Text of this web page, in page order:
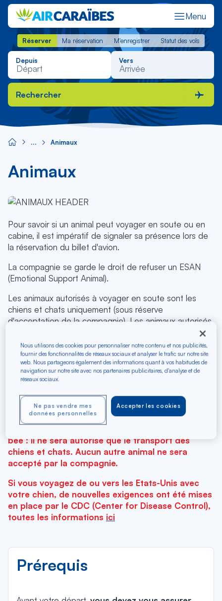
Menu
Réserver Ma réservation M'enregistrer Statut des vols
Réserver Ma réservation M'enregistrer Statut des vols
Depuis Vers
Rechercher
Animaux
Animaux
Pour savoir si un animal peut voyager en soute ou en
cabine, il est impératif de signaler sa présence lors de
la réservation du billet d'avion.
La compagnie se garde le droit de refuser un ESAN
(Emotional Support Animal).
Les animaux autorisés à voyager en soute sont les
chiens et chats uniquement (sous réserve
d'acceptation de la compagnie). Les animaux autorisés
chats, lapins nains, cobayes (cochons d'Inde). Seuls les
animaux calmes (non bruyants et non agressifs) et
obéissants aux règles d'hygiènes (propres et sans
odeur) seront acceptés à bord. Tout autre animal
de notre service FRET.
bee : il ne sera autorisé que le transport des
chiens et chats. Aucun autre animal ne sera
accepté par la compagnie.
Si vous voyagez de ou vers les Etats-Unis avec
votre chien, de nouvelles exigences ont été mises
en place par le CDC (Center for Disease Control),
toutes les informations ici
Prérequis
Nous utilisons des cookies pour personnaliser notre contenu et nos publicités,
fournir des fonctionnalités de réseaux sociaux et analyser le trafic sur notre site
web. Nous partageons également des informations quant à vos habitudes de
navigation sur notre site avec nos partenaires publicitaires, d'analyse et de
réseaux sociaux.
Accepter les cookies
Ne pas vendre mes
données personnelles